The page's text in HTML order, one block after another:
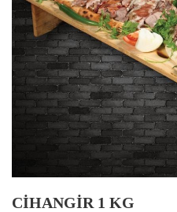
CİHANGİR 1 KG